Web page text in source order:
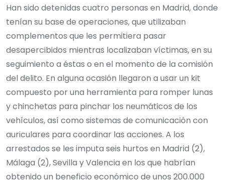
Han sido detenidas cuatro personas en Madrid, donde
tenían su base de operaciones, que utilizaban
complementos que les permitiera pasar
desapercibidos mientras localizaban víctimas, en su
seguimiento a éstas o en el momento de la comisión
del delito. En alguna ocasión llegaron a usar un kit
compuesto por una herramienta para romper lunas
y chinchetas para pinchar los neumáticos de los
vehículos, así como sistemas de comunicación con
auriculares para coordinar las acciones. A los
arrestados se les imputa seis hurtos en Madrid (2),
Málaga (2), Sevilla y Valencia en los que habrían
obtenido un beneficio económico de unos 200.000